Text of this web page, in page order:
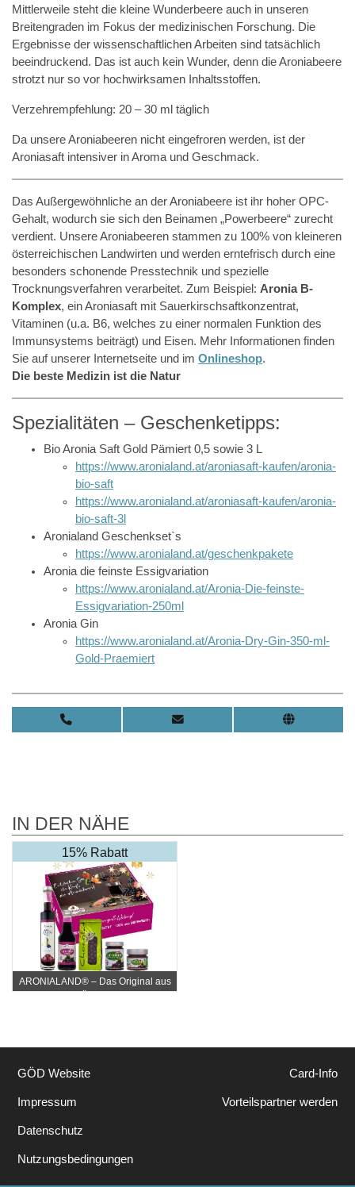
Mittlerweile steht die kleine Wunderbeere auch in unseren
Breitengraden im Fokus der medizinischen Forschung. Die
Ergebnisse der wissenschaftlichen Arbeiten sind tatsächlich
beeindruckend. Das ist auch kein Wunder, denn die Aroniabeere
strotzt nur so vor hochwirksamen Inhaltsstoffen.
Verzehrempfehlung: 20 – 30 ml täglich
Da unsere Aroniabeeren nicht eingefroren werden, ist der
Aroniasaft intensiver in Aroma und Geschmack.
Das Außergewöhnliche an der Aroniabeere ist ihr hoher OPC-
Gehalt, wodurch sie sich den Beinamen „Powerbeere“ zurecht
verdient. Unsere Aroniabeeren stammen zu 100% von kleineren
österreichischen Landwirten und werden erntefrisch durch eine
besonders schonende Presstechnik und spezielle
Trocknungsverfahren verarbeitet. Zum Beispiel: Aronia B-
Komplex, ein Aroniasaft mit Sauerkirschsaftkonzentrat,
Vitaminen (u.a. B6, welches zu einer normalen Funktion des
Immunsystems beiträgt) und Eisen. Mehr Informationen finden
Sie auf unserer Internetseite und im Onlineshop.
Die beste Medizin ist die Natur
Spezialitäten – Geschenketipps:
Bio Aronia Saft Gold Pämiert 0,5 sowie 3 L
https://www.aronialand.at/aroniasaft-kaufen/aronia-
bio-saft
https://www.aronialand.at/aroniasaft-kaufen/aronia-
bio-saft-3l
Aronialand Geschenkset`s
https://www.aronialand.at/geschenkpakete
Aronia die feinste Essigvariation
https://www.aronialand.at/Aronia-Die-feinste-
Essigvariation-250ml
Aronia Gin
https://www.aronialand.at/Aronia-Dry-Gin-350-ml-
Gold-Praemiert
IN DER NÄHE
15% Rabatt
ARONIALAND® – Das Original aus
GÖD Website
Impressum
Datenschutz
Nutzungsbedingungen
Card-Info
Vorteilspartner werden